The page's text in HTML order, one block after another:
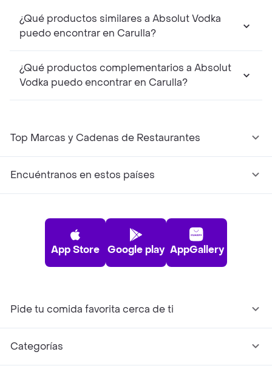
¿Qué productos similares a Absolut Vodka
puedo encontrar en Carulla?
¿Qué productos complementarios a Absolut
Vodka puedo encontrar en Carulla?
Top Marcas y Cadenas de Restaurantes
Encuéntranos en estos países
App Store Google play AppGallery
Pide tu comida favorita cerca de ti
Categorías